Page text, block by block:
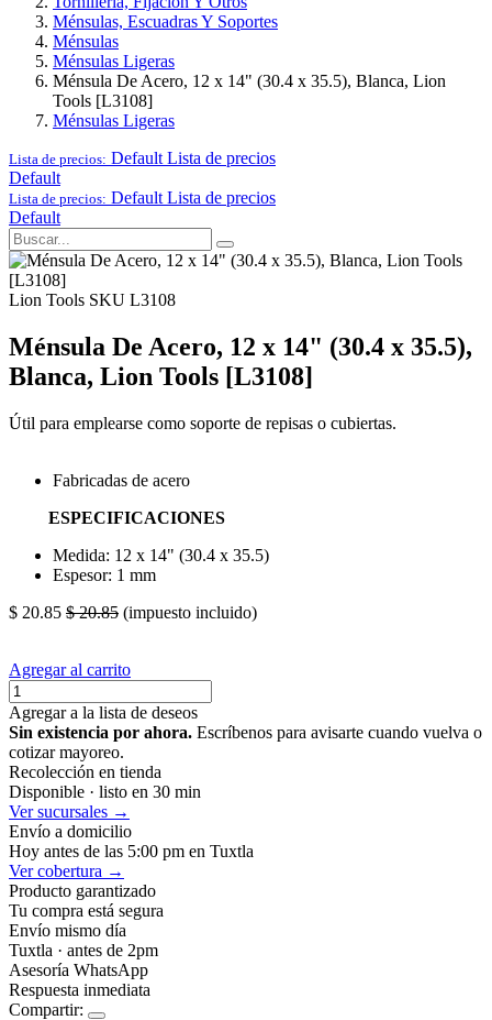
Ménsulas, Escuadras Y Soportes
Ménsulas
Ménsulas Ligeras
Ménsula De Acero, 12 x 14" (30.4 x 35.5), Blanca, Lion
Tools [L3108]
Ménsulas Ligeras
Lista de precios: Default Lista de precios
Default
Lista de precios: Default Lista de precios
Default
Lion Tools SKU L3108
Ménsula De Acero, 12 x 14" (30.4 x 35.5),
Blanca, Lion Tools [L3108]
Útil para emplearse como soporte de repisas o cubiertas.
Fabricadas de acero
ESPECIFICACIONES
Medida: 12 x 14" (30.4 x 35.5)
Espesor: 1 mm
$ 20.85 $20.85 (impuesto incluido)
Agregar al carrito
Agregar a la lista de deseos
Sin existencia por ahora. Escríbenos para avisarte cuando vuelva o
cotizar mayoreo.
Recolección en tienda
Disponible · listo en 30 min
Ver sucursales →
Envío a domicilio
Hoy antes de las 5:00 pm en Tuxtla
Ver cobertura →
Producto garantizado
Tu compra está segura
Envío mismo día
Tuxtla · antes de 2pm
Asesoría WhatsApp
Respuesta inmediata
Compartir: